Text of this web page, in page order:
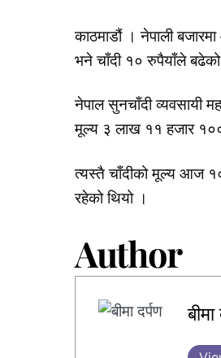
काठमाडौं । नेपाली
भने चाँदी १० रुपैयाँले बढेको
नेपाल सुनचाँदी व्यवसायी
मूल्य ३ लाख ११ हजार
त्यस्तै चाँदीको मूल्य आज
रहेको थियो ।
Author